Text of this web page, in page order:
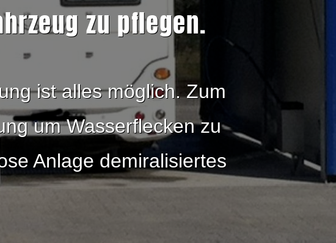
zu pflegen.
ist alles möglich. Zum
um Wasserflecken zu
Anlage demiralisiertes